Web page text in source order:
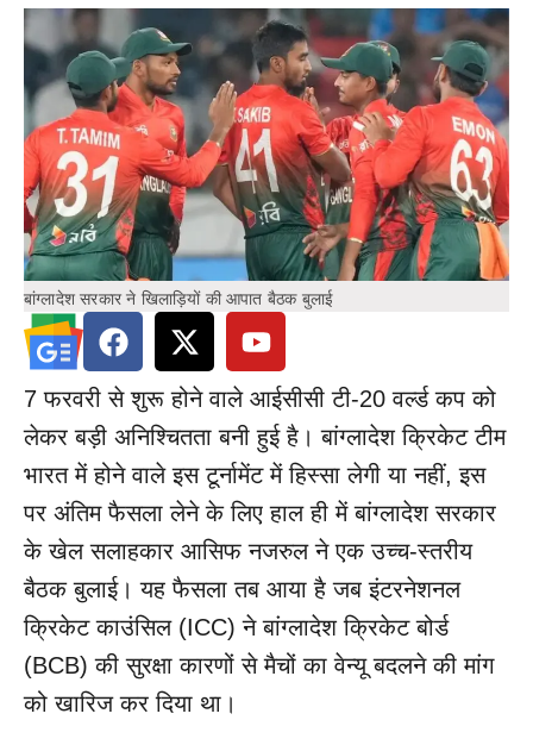
बांग्लादेश सरकार ने खिलाड़ियों की आपात बैठक बुलाई
7 फरवरी से शुरू होने वाले आईसीसी टी-20 वर्ल्ड कप को
लेकर बड़ी अनिश्चितता बनी हुई है। बांग्लादेश क्रिकेट टीम
भारत में होने वाले इस टूर्नामेंट में हिस्सा लेगी या नहीं, इस
पर अंतिम फैसला लेने के लिए हाल ही में बांग्लादेश सरकार
के खेल सलाहकार आसिफ नजरुल ने एक उच्च-स्तरीय
बैठक बुलाई। यह फैसला तब आया है जब इंटरनेशनल
क्रिकेट काउंसिल (ICC) ने बांग्लादेश क्रिकेट बोर्ड
(BCB) की सुरक्षा कारणों से मैचों का वेन्यू बदलने की मांग
को खारिज कर दिया था।